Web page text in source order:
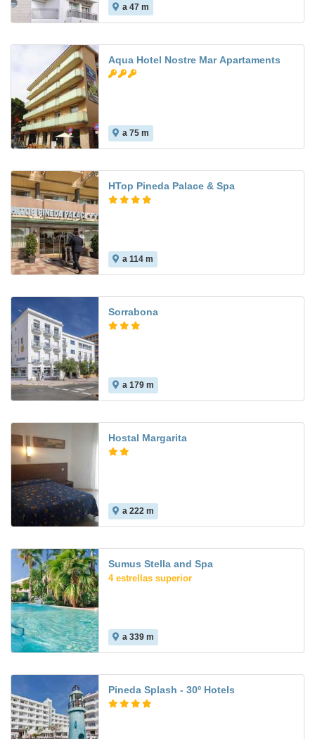
a 47 m
Aqua Hotel Nostre Mar Apartaments
a 75 m
HTop Pineda Palace & Spa
a 114 m
Sorrabona
a 179 m
Hostal Margarita
a 222 m
Sumus Stella and Spa
4 estrellas superior
a 339 m
Pineda Splash - 30º Hotels